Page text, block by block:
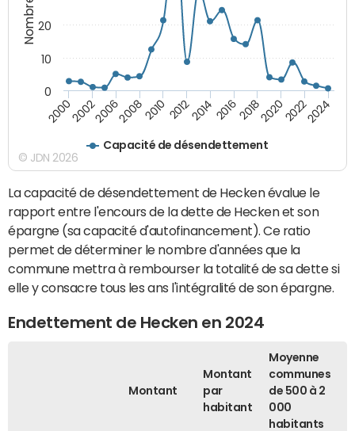
Capacité de désendettement
20002002200620082010 2012201420162018202020222024
0
10
20
© JDN 2026
La capacité de désendettement de Hecken évalue le
rapport entre l'encours de la dette de Hecken et son
épargne (sa capacité d'autofinancement). Ce ratio
permet de déterminer le nombre d'années que la
commune mettra à rembourser la totalité de sa dette si
elle y consacre tous les ans l'intégralité de son épargne.
Endettement de Hecken en 2024
Montant
Montant
par
habitant
Moyenne
communes
de 500 à 2
000
habitants